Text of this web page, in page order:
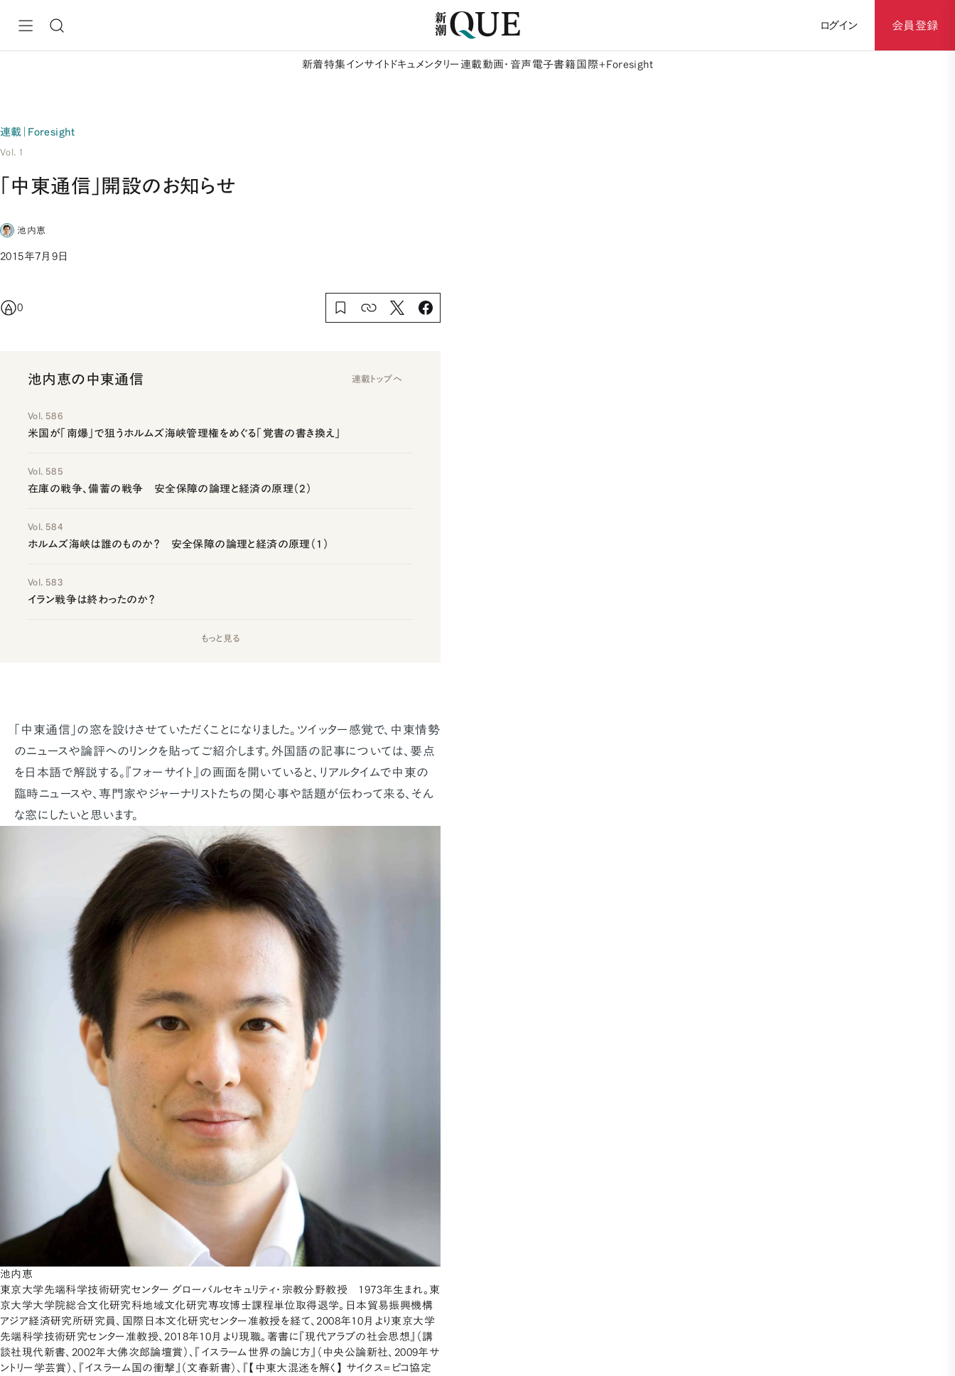
ログイン 会員登録
新着特集 インサイト ドキュメンタリー 連載動画・音声 電子書籍 国際+Foresight
連載｜Foresight
Vol. 1
「中東通信」開設のお知らせ
池内恵
2015年7月9日
0
池内恵の中東通信 連載トップへ
Vol. 586
米国が「南爆」で狙うホルムズ海峡管理権をめぐる「覚書の書き換え」
Vol. 585
在庫の戦争、備蓄の戦争 安全保障の論理と経済の原理（2）
Vol. 584
ホルムズ海峡は誰のものか？ 安全保障の論理と経済の原理（1）
Vol. 583
イラン戦争は終わったのか？
もっと見る
「中東通信」の窓を設けさせていただくことになりました。ツイッター感覚で、中東情勢
のニュースや論評へのリンクを貼ってご紹介します。外国語の記事については、要点
を日本語で解説する。『フォーサイト』の画面を開いていると、リアルタイムで中東の
臨時ニュースや、専門家やジャーナリストたちの関心事や話題が伝わって来る、そん
な窓にしたいと思います。
池内恵
東京大学先端科学技術研究センター グローバルセキュリティ・宗教分野教授 1973年生まれ。東
京大学大学院総合文化研究科地域文化研究専攻博士課程単位取得退学。日本貿易振興機構
アジア経済研究所研究員、国際日本文化研究センター准教授を経て、2008年10月より東京大学
先端科学技術研究センター准教授、2018年10月より現職。著書に『現代アラブの社会思想』（講
談社現代新書、2002年大佛次郎論壇賞）、『イスラーム世界の論じ方』（中央公論新社、2009年サ
ントリー学芸賞）、『イスラーム国の衝撃』（文春新書）、『【中東大混迷を解く】 サイクス=ピコ協定